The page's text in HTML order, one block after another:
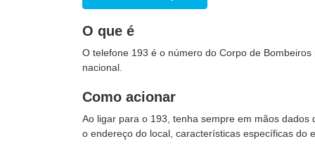
O que é
O telefone 193 é o número do Corpo de
nacional.
Como acionar
Ao ligar para o 193, tenha sempre em mãos
o endereço do local, características específicas do